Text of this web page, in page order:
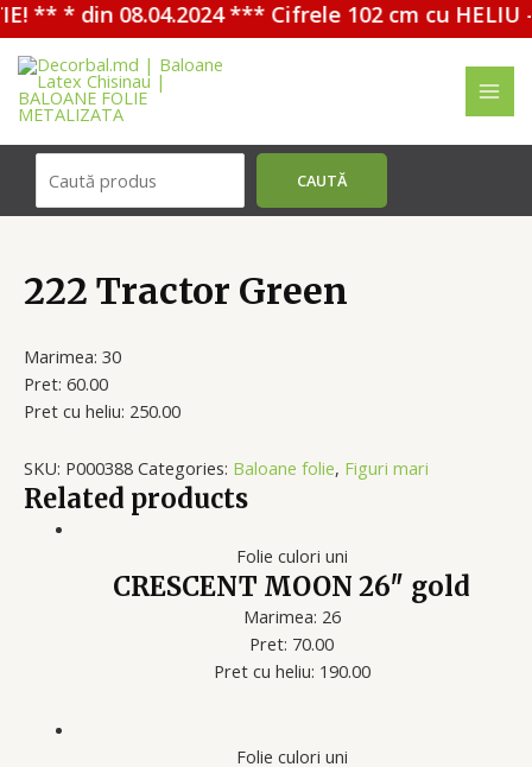
** * din 08.04.2024 *** Cifrele 102 cm cu HELIU -
Перейти
содержимому
CAUTĂ
222 Tractor Green
Marimea: 30
Pret: 60.00
Pret cu heliu: 250.00
SKU: P000388 Categories: Baloane folie, Figuri mari
Related products
Folie culori uni
CRESCENT MOON 26″ gold
Marimea: 26
Pret: 70.00
Pret cu heliu: 190.00
Folie culori uni